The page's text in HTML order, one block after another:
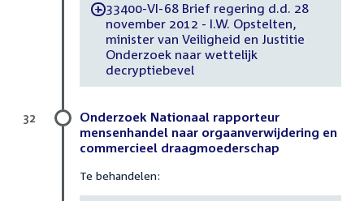
-33400-VI-68 Brief regering d.d. 28
november 2012 - I.W. Opstelten,
minister van Veiligheid en Justitie
Onderzoek naar wettelijk
decryptiebevel
Onderzoek Nationaal rapporteur
mensenhandel naar orgaanverwijdering en
commercieel draagmoederschap
Te behandelen:
32